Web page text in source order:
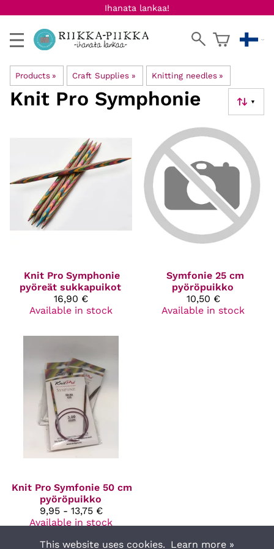
Ihanata lankaa!
Products ‪» Craft Supplies ‪» Knitting needles ‪»
▼
Knit Pro Symphonie
Knit Pro Symphonie
pyöreät sukkapuikot
16,90 €
Available in stock
Symfonie 25 cm
pyöröpuikko
10,50 €
Available in stock
Knit Pro Symfonie 50 cm
pyöröpuikko
9,95 - 13,75 €
Available in stock
This website uses cookies. Learn more »